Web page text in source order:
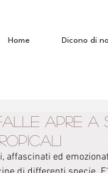
Home Dicono di
apre a
affascinati ed